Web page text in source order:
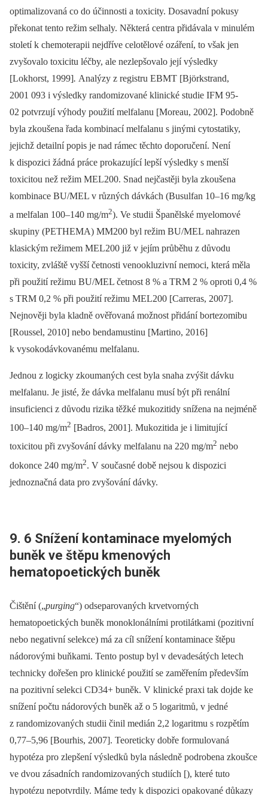
optimalizovaná co do účinnosti a toxicity. Dosavadní pokusy
překonat tento režim selhaly. Některá centra přidávala v minulém
století k chemoterapii nejdříve celotělové ozáření, to však jen
zvyšovalo toxicitu léčby, ale nezlepšovalo její výsledky
[Lokhorst, 1999]. Analýzy z registru EBMT [Björkstrand,
2001 093 i výsledky randomizované klinické studie IFM 95-
02 potvrzují výhody použití melfalanu [Moreau, 2002]. Podobně
byla zkoušena řada kombinací melfalanu s jinými cytostatiky,
jejichž detailní popis je nad rámec těchto doporučení. Není
k dispozici žádná práce prokazující lepší výsledky s menší
toxicitou než režim MEL200. Snad nejčastěji byla zkoušena
kombinace BU/MEL v různých dávkách (Busulfan 10–16 mg/kg
a melfalan 100–140 mg/m2). Ve studii Španělské myelomové
skupiny (PETHEMA) MM200 byl režim BU/MEL nahrazen
klasickým režimem MEL200 již v jejím průběhu z důvodu
toxicity, zvláště vyšší četnosti venookluzivní nemoci, která měla
při použití režimu BU/MEL četnost 8 % a TRM 2 % oproti 0,4 %
s TRM 0,2 % při použití režimu MEL200 [Carreras, 2007].
Nejnověji byla kladně ověřovaná možnost přidání bortezomibu
[Roussel, 2010] nebo bendamustinu [Martino, 2016]
k vysokodávkovanému melfalanu.
Jednou z logicky zkoumaných cest byla snaha zvýšit dávku
melfalanu. Je jisté, že dávka melfalanu musí být při renální
insuficienci z důvodu rizika těžké mukozitidy snížena na nejméně
100–140 mg/m2 [Badros, 2001]. Mukozitida je i limitující
toxicitou při zvyšování dávky melfalanu na 220 mg/m2 nebo
dokonce 240 mg/m2. V současné době nejsou k dispozici
jednoznačná data pro zvyšování dávky.
9. 6 Snížení kontaminace myelomých
buněk ve štěpu kmenových
hematopoetických buněk
Čištění („purging“) odseparovaných krvetvorných
hematopoetických buněk monoklonálními protilátkami (pozitivní
nebo negativní selekce) má za cíl snížení kontaminace štěpu
nádorovými buňkami. Tento postup byl v devadesátých letech
technicky dořešen pro klinické použití se zaměřením především
na pozitivní selekci CD34+ buněk. V klinické praxi tak dojde ke
snížení počtu nádorových buněk až o 5 logaritmů, v jedné
z randomizovaných studii činil medián 2,2 logaritmu s rozpětím
0,77–5,96 [Bourhis, 2007]. Teoreticky dobře formulovaná
hypotéza pro zlepšení výsledků byla následně podrobena zkoušce
ve dvou zásadních randomizovaných studiích [), které tuto
hypotézu nepotvrdily. Máme tedy k dispozici opakované důkazy